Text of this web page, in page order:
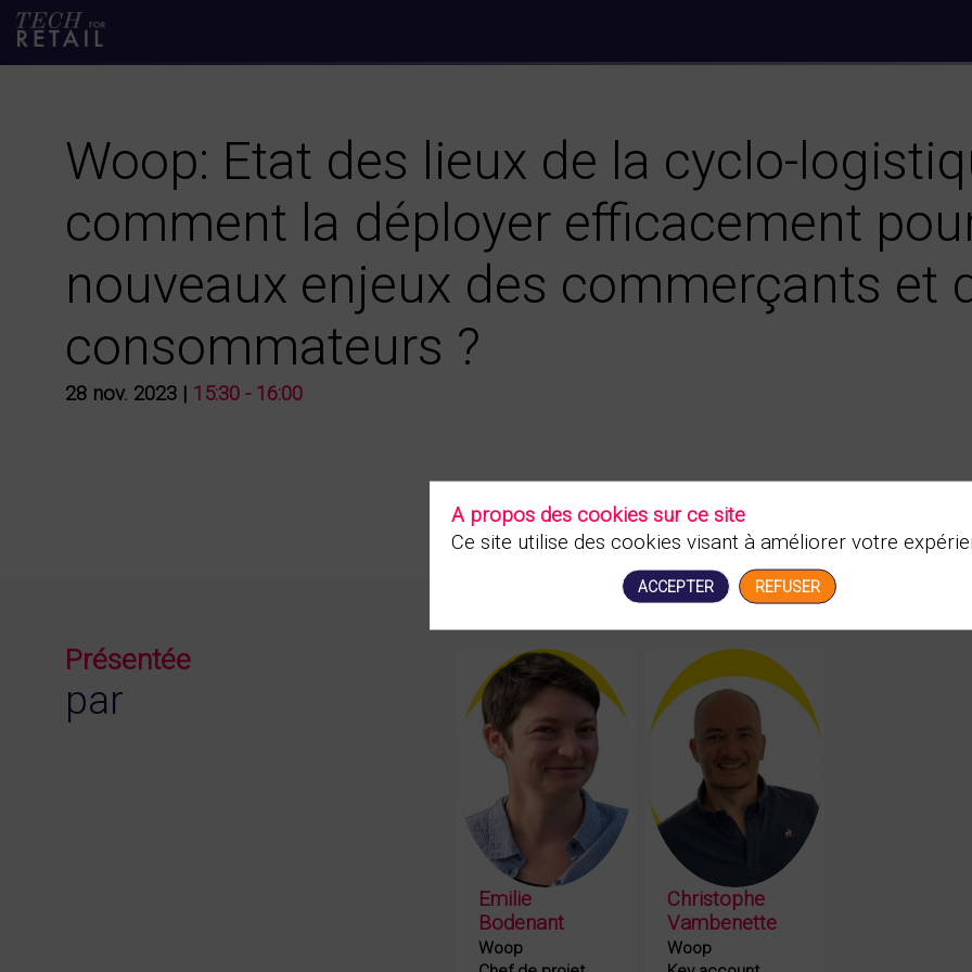
Woop: Etat des lieux de la cyclo-
comment la déployer efficacement
nouveaux enjeux des commerçants et
consommateurs ?
28 nov. 2023 15:30 - 16:00
Présentée
par
EB
Emilie
Bodenant
Woop
CV
Christophe
Vambenette
Woop
A propos des cookies sur ce site
Ce site utilise des cookies visant à améliorer votre
ACCEPTER REFUSER